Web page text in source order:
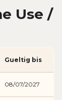
Use /
Gueltig bis
08/07/2027